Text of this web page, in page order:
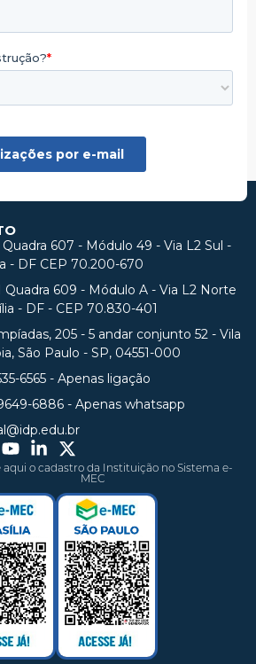
Quadra 607 - Módulo 49 - Via L2 Sul -
- DF CEP 70.200-670
Quadra 609 - Módulo A - Via L2 Norte
- DF - CEP 70.830-401
205 - 5 andar conjunto 52 - Vila
São Paulo - SP, 04551-000
6565 - Apenas ligação
6886 - Apenas whatsapp
aqui o cadastro da Instituição no Sistema e-
MEC